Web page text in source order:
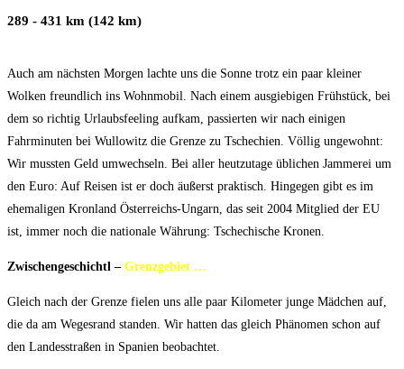
289 - 431 km (142 km)
Auch am nächsten Morgen lachte uns die Sonne trotz ein paar kleiner
Wolken freundlich ins Wohnmobil. Nach einem ausgiebigen Frühstück, bei
dem so richtig Urlaubsfeeling aufkam, passierten wir nach einigen
Fahrminuten bei Wullowitz die Grenze zu Tschechien. Völlig ungewohnt:
Wir mussten Geld umwechseln. Bei aller heutzutage üblichen Jammerei um
den Euro: Auf Reisen ist er doch äußerst praktisch. Hingegen gibt es im
ehemaligen Kronland Österreichs-Ungarn, das seit 2004 Mitglied der EU
ist, immer noch die nationale Währung: Tschechische Kronen.
Zwischengeschichtl – Grenzgebiet …
Gleich nach der Grenze fielen uns alle paar Kilometer junge Mädchen auf,
die da am Wegesrand standen. Wir hatten das gleich Phänomen schon auf
den Landesstraßen in Spanien beobachtet.